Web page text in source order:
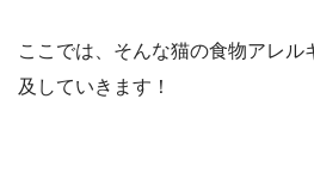
ここでは、そんな猫の食物アレル
及していきます！